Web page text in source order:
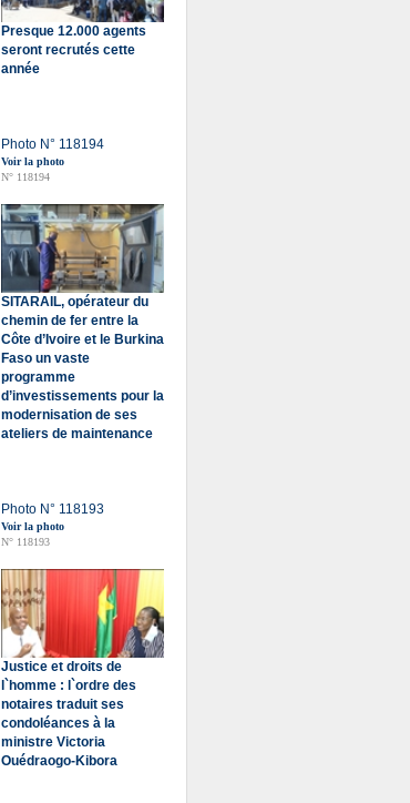
Presque 12.000 agents
seront recrutés cette
année
Photo N° 118194
Voir la photo
N° 118194
SITARAIL, opérateur du
chemin de fer entre la
Côte d’Ivoire et le Burkina
Faso un vaste
programme
d’investissements pour la
modernisation de ses
ateliers de maintenance
Photo N° 118193
Voir la photo
N° 118193
Justice et droits de
l`homme : l`ordre des
notaires traduit ses
condoléances à la
ministre Victoria
Ouédraogo-Kibora